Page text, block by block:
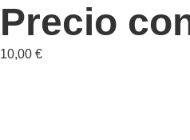
Precio
10,00 €